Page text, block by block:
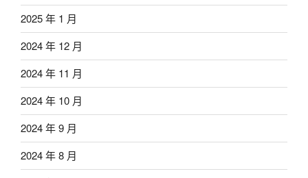
2025 年 1 月
2024 年 12 月
2024 年 11 月
2024 年 10 月
2024 年 9 月
2024 年 8 月